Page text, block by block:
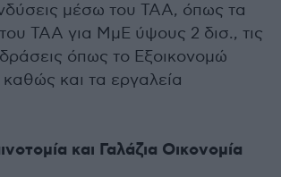
μέσω του ΤΑΑ, όπως τα
ΤΑΑ για ΜμΕ ύψους 2 δισ., τις
όπως το Εξοικονομώ
καθώς και τα εργαλεία
και Γαλάζια Οικονομία